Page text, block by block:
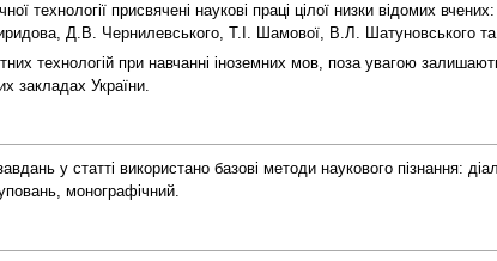
технології присвячені наукові праці цілої низки
Д.В. Чернилевського, Т.І. Шамової, В.Л. Шатуновського та
технологій при навчанні іноземних мов, поза увагою
закладах України.
у статті використано базові методи наукового пізнання:
монографічний.